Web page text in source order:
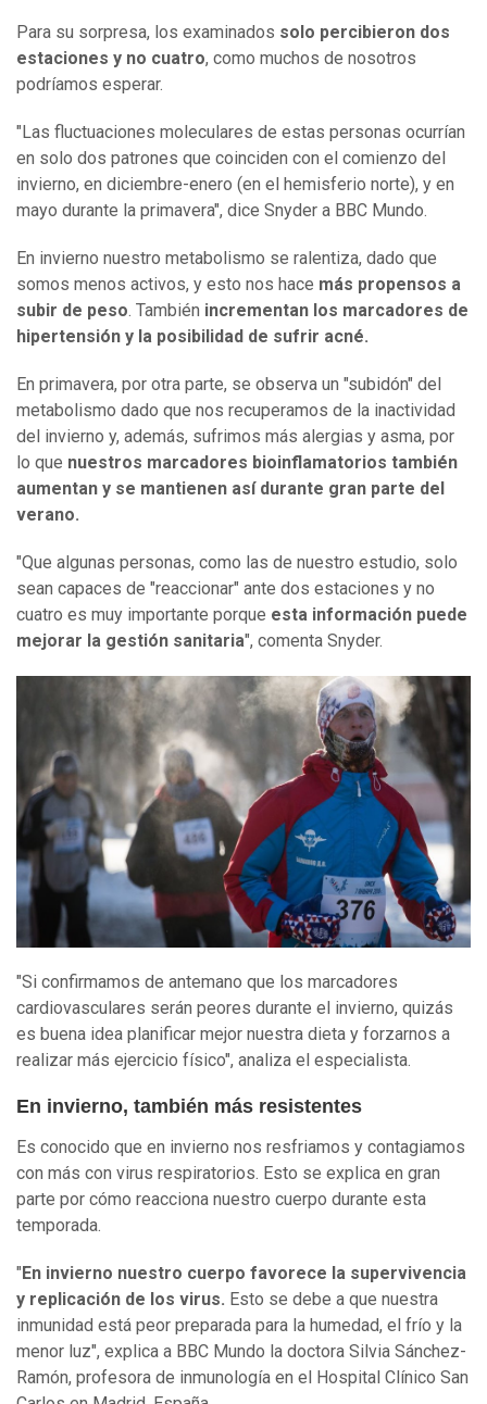
Para su sorpresa, los examinados solo percibieron dos
estaciones y no cuatro, como muchos de nosotros
podríamos esperar.
"Las fluctuaciones moleculares de estas personas ocurrían
en solo dos patrones que coinciden con el comienzo del
invierno, en diciembre-enero (en el hemisferio norte), y en
mayo durante la primavera", dice Snyder a BBC Mundo.
En invierno nuestro metabolismo se ralentiza, dado que
somos menos activos, y esto nos hace más propensos a
subir de peso. También incrementan los marcadores de
hipertensión y la posibilidad de sufrir acné.
En primavera, por otra parte, se observa un "subidón" del
metabolismo dado que nos recuperamos de la inactividad
del invierno y, además, sufrimos más alergias y asma, por
lo que nuestros marcadores bioinflamatorios también
aumentan y se mantienen así durante gran parte del
verano.
"Que algunas personas, como las de nuestro estudio, solo
sean capaces de "reaccionar" ante dos estaciones y no
cuatro es muy importante porque esta información puede
mejorar la gestión sanitaria", comenta Snyder.
"Si confirmamos de antemano que los marcadores
cardiovasculares serán peores durante el invierno, quizás
es buena idea planificar mejor nuestra dieta y forzarnos a
realizar más ejercicio físico", analiza el especialista.
En invierno, también más resistentes
Es conocido que en invierno nos resfriamos y contagiamos
con más con virus respiratorios. Esto se explica en gran
parte por cómo reacciona nuestro cuerpo durante esta
temporada.
" En invierno nuestro cuerpo favorece la supervivencia
y replicación de los virus. Esto se debe a que nuestra
inmunidad está peor preparada para la humedad, el frío y la
menor luz", explica a BBC Mundo la doctora Silvia Sánchez-
Ramón, profesora de inmunología en el Hospital Clínico San